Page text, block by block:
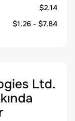
$2.14
$1.26 - $7.84
Ltd.